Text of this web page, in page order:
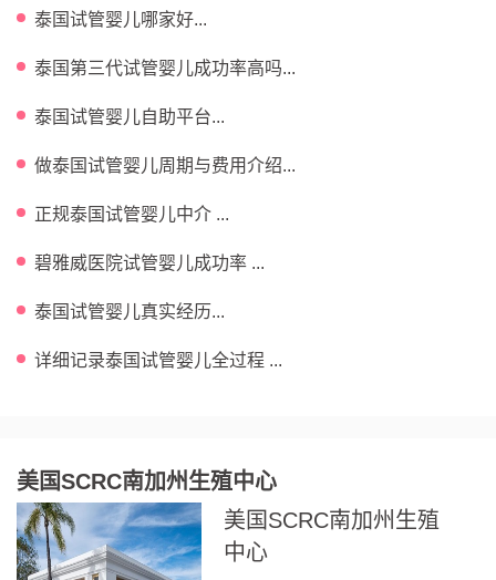
泰国试管婴儿哪家好...
泰国第三代试管婴儿成功率高吗...
泰国试管婴儿自助平台...
做泰国试管婴儿周期与费用介绍...
正规泰国试管婴儿中介 ...
碧雅威医院试管婴儿成功率 ...
泰国试管婴儿真实经历...
详细记录泰国试管婴儿全过程 ...
美国SCRC南加州生殖中心
美国SCRC南加州生殖
中心